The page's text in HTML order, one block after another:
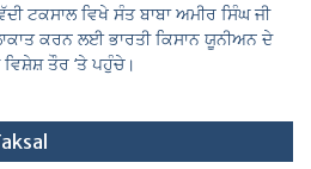
ਟਕਸਾਲ ਵਿਖੇ ਸੰਤ ਬਾਬਾ ਅਮੀਰ ਸਿੰਘ ਜੀ
ਕਰਨ ਲਈ ਭਾਰਤੀ ਕਿਸਾਨ ਯੂਨੀਅਨ ਦੇ
ਤੌਰ ‘ਤੇ ਪਹੁੰਚੇ।